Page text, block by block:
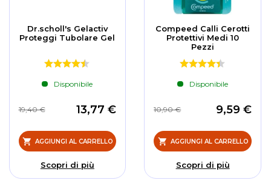
Dr.scholl's Gelactiv
Proteggi Tubolare Gel
Disponibile
13,77 €
19,40 €
AGGIUNGI AL CARRELLO
Scopri di più
Compeed Calli Cerotti
Protettivi Medi 10
Pezzi
Disponibile
9,59 €
10,90 €
AGGIUNGI AL CARRELLO
Scopri di più